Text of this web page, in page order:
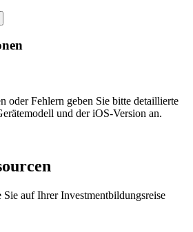
oder Fehlern geben Sie bitte detaillierte
und der iOS-Version an.
auf Ihrer Investmentbildungsreise